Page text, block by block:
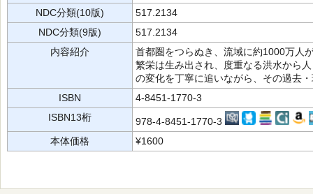
NDC分類(10版)
517.2134
NDC分類(9版)
517.2134
内容紹介
首都圏をつらぬき、流域に約1000万人
繁栄は生み出され、度重なる洪水から
の変化を丁寧に追いながら、その過去
ISBN
4-8451-1770-3
ISBN13桁
978-4-8451-1770-3
本体価格
¥1600